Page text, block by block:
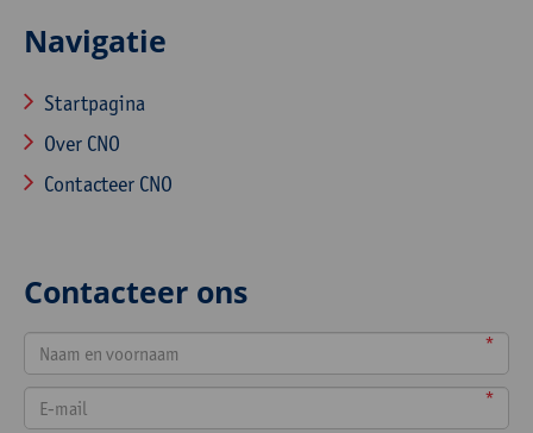
Navigatie
Startpagina
Over CNO
Contacteer CNO
Contacteer ons
*
*